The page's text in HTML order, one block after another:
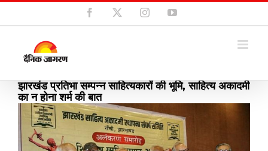
Skip
to
Facebook InstagramYouTube
झारखंड प्रतिभा सम्पन्न साहित्यकारों की भूमि, साहित्य अकादमी
का न होना शर्म की बात
View
Larger
Image